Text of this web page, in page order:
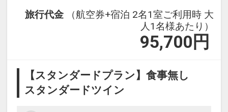
旅行代金
（航空券+宿泊 2名1室ご利用時 大
人1名様あたり）
95,700 円
【スタンダードプラン】食事無し
スタンダードツイン